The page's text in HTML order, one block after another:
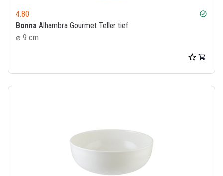
4.80 check_circle
Bonna Alhambra Gourmet Teller tief
⌀ 9 cm